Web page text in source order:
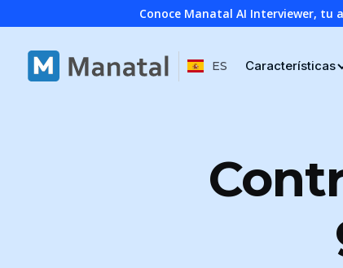
Conoce Manatal AI Interviewer,
ES Características